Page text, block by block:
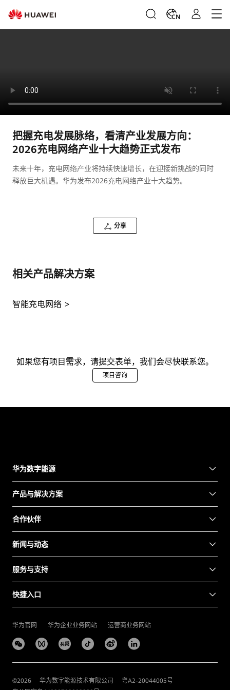
CN
把握充电发展脉络，看清产业发展方向：
2026充电网络产业十大趋势正式发布
未来十年，充电网络产业将持续快速增长，在迎接新挑战的同时
释放巨大机遇。华为发布2026充电网络产业十大趋势。
分享
相关产品解决方案
智能充电网络
如果您有项目需求，请提交表单，我们会尽快联系您。
项目咨询
华为数字能源
产品与解决方案
合作伙伴
新闻与动态
服务与支持
快捷入口
华为官网 华为企业业务网站 运营商业务网站
©2026 华为数字能源技术有限公司
粤A2-20044005号